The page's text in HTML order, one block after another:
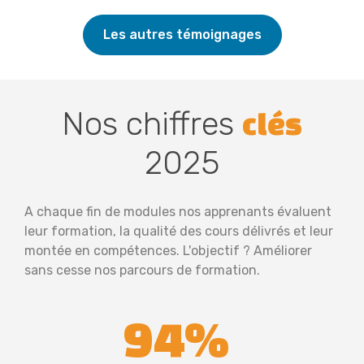
Les autres témoignages
Nos chiffres clés
2025
A chaque fin de modules nos apprenants évaluent
leur formation, la qualité des cours délivrés et leur
montée en compétences. L'objectif ? Améliorer
sans cesse nos parcours de formation.
94%